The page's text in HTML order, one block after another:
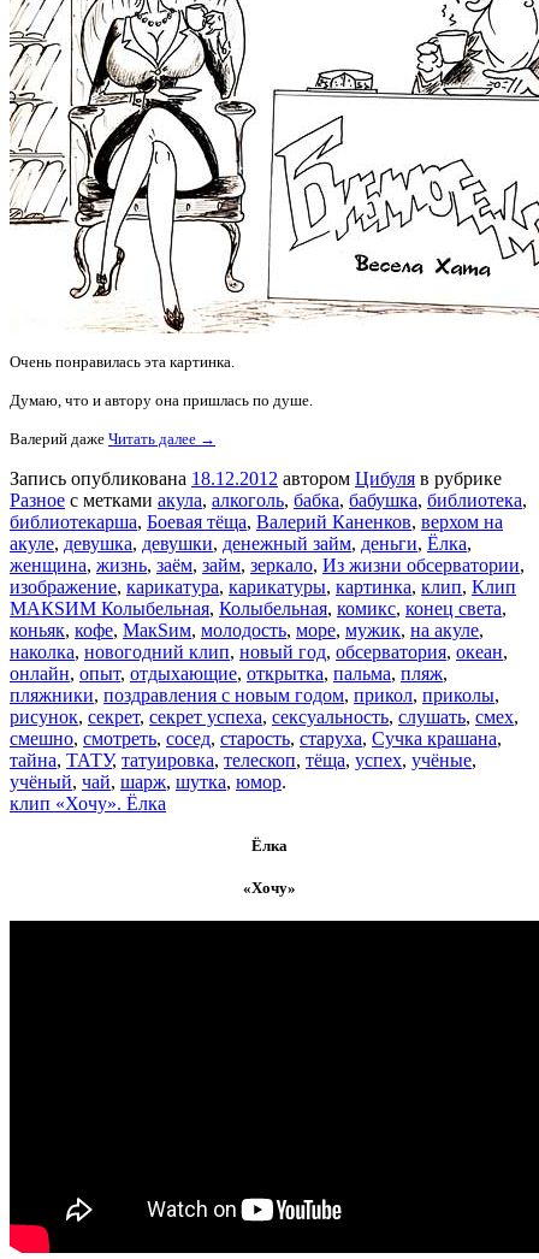
Очень понравилась эта картинка.
Думаю, что и автору она пришлась по душе.
Валерий даже Читать далее →
Запись опубликована 18.12.2012 автором Цибуля в рубрике
Разное с метками акула, алкоголь, бабка, бабушка, библиотека,
библиотекарша, Боевая тёща, Валерий Каненков, верхом на
акуле, девушка, девушки, денежный займ, деньги, Ёлка,
женщина, жизнь, заём, займ, зеркало, Из жизни обсерватории,
изображение, карикатура, карикатуры, картинка, клип, Клип
МАКSИМ Колыбельная, Колыбельная, комикс, конец света,
коньяк, кофе, МакSим, молодость, море, мужик, на акуле,
наколка, новогодний клип, новый год, обсерватория, океан,
онлайн, опыт, отдыхающие, открытка, пальма, пляж,
пляжники, поздравления с новым годом, прикол, приколы,
рисунок, секрет, секрет успеха, сексуальность, слушать, смех,
смешно, смотреть, сосед, старость, старуха, Сучка крашана,
тайна, ТАТУ, татуировка, телескоп, тёща, успех, учёные,
учёный, чай, шарж, шутка, юмор.
клип «Хочу». Ёлка
Ёлка
«Хочу»